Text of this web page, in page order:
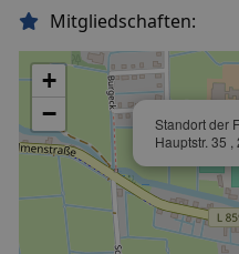
Mitgliedschaften:
Standort der
Hauptstr. 35
+
−